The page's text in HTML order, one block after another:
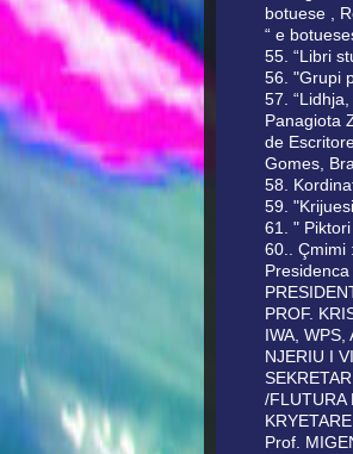
botuese ,
“ e
55. “Libri
56. "Grupi
57.
Panagiota
de
Gomes,
58.
59.
61. "
60.. Çmimi
Presidenca
PROF.
IWA, WPS,
NJERIU I
/FLUTURA
Prof.